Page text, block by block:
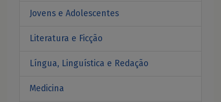
Jovens e Adolescentes
Literatura e Ficção
Língua, Linguística e Redação
Medicina